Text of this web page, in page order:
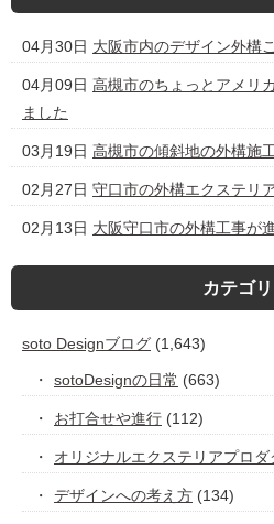
04月30日 大阪市内のデザイン外構
04月09日 高槻市のちょっとアメリ
ました
03月19日 高槻市の傾斜地の外構施
02月27日 守口市の外構エクステリ
02月13日 大阪守口市の外構工事が
カテゴ
soto Designブログ (1,643)
sotoDesignの日常 (663)
お打合せや進行 (112)
オリジナルエクステリアプロダ
デザインへの考え方 (134)